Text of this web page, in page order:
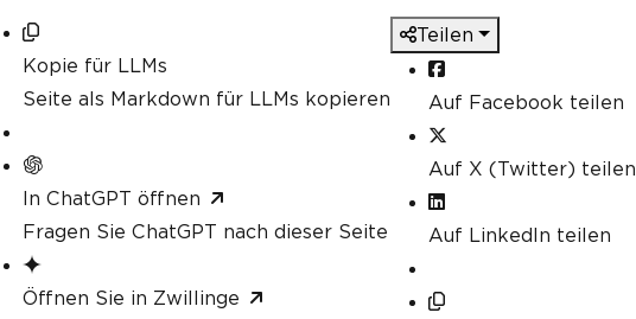
Kopie für LLMs
Seite als Markdown für LLMs kopieren
In ChatGPT öffnen
Fragen Sie ChatGPT nach dieser Seite
Öffnen Sie in Zwillinge
Teilen
Auf Facebook teilen
Auf X (Twitter) teilen
Auf LinkedIn teilen